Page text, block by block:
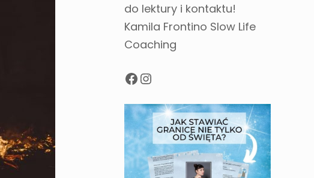
do lektury i kontaktu!
Kamila Frontino Slow Life
Coaching